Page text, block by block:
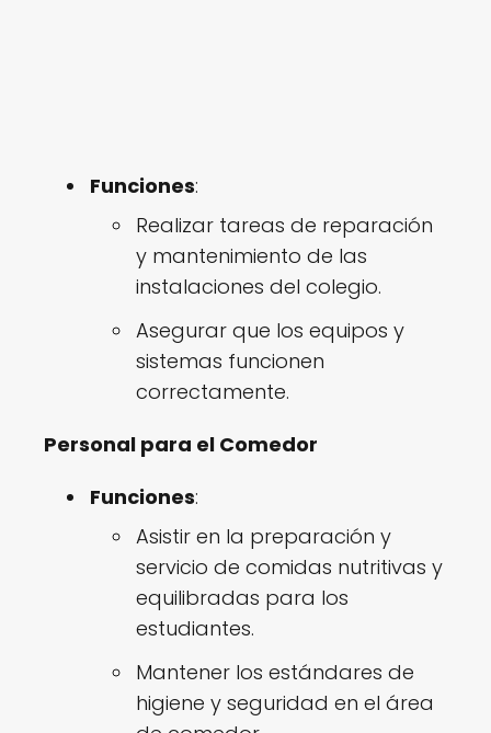
Funciones:
Realizar tareas de reparación
y mantenimiento de las
instalaciones del colegio.
Asegurar que los equipos y
sistemas funcionen
correctamente.
Personal para el Comedor
Funciones:
Asistir en la preparación y
servicio de comidas nutritivas y
equilibradas para los
estudiantes.
Mantener los estándares de
higiene y seguridad en el área